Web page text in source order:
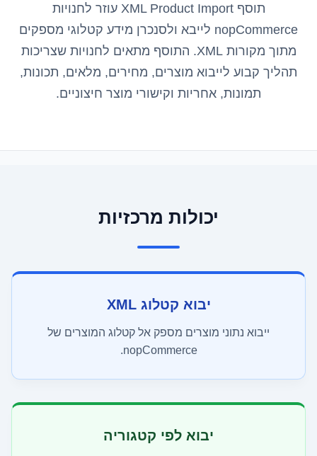
תוסף XML Product Import עוזר לחנויות
nopCommerce לייבא ולסנכרן מידע קטלוגי מספקים
מתוך מקורות XML. התוסף מתאים לחנויות שצריכות
תהליך קבוע לייבוא מוצרים, מחירים, מלאים, תכונות,
תמונות, אחריות וקישורי מוצר חיצוניים.
יכולות מרכזיות
יבוא קטלוג XML
ייבוא נתוני מוצרים מספק אל קטלוג המוצרים של
nopCommerce.
יבוא לפי קטגוריה